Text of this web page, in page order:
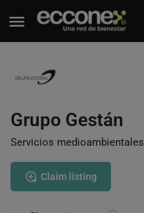
Grupo Gestán
Servicios medioambientales
Claim listing